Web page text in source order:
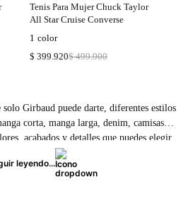
Tenis Para Mujer Chuck Taylor
All Star Cruise Converse
1 color
$ 499.900
$ 399.920
solo Girbaud puede darte, diferentes estilos
corta, manga larga, denim, camisas
acabados y detalles que puedes elegir.
tu camisa lo mejor de la moda francesa a
que vayas. ¡Compra ya!
leyendo...